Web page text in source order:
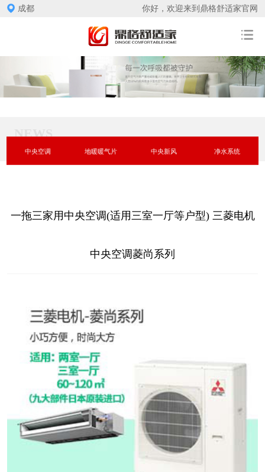
成都 你好，欢迎来到鼎格舒适家官网
NEWS
中央空调 地暖暖气片 中央新风 净水系统
一拖三家用中央空调(适用三室一厅等户型) 三菱电机
中央空调菱尚系列